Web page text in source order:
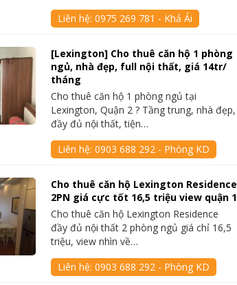
Liên hệ:0975 269 781 - Khả Ái
[Lexington] Cho thuê căn hộ 1 phòng
ngủ, nhà đẹp, full nội thất, giá 14tr/
tháng
Cho thuê căn hộ 1 phòng ngủ tại
Lexington, Quận 2 ? Tầng trung, nhà đẹp,
đầy đủ nội thất, tiện…
Liên hệ:0903 688 292 - Phòng KD
Cho thuê căn hộ Lexington Residence
2PN giá cực tốt 16,5 triệu view quận 1
Cho thuê căn hộ Lexington Residence
đầy đủ nội thất 2 phòng ngủ giá chỉ 16,5
triệu, view nhìn về…
Liên hệ:0903 688 292 - Phòng KD